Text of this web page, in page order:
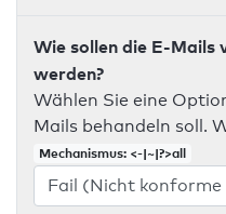
Wie sollen die E-Mails
werden?
Wählen Sie eine
Mails behandeln soll.
Mechanismus: <-|~|?>all